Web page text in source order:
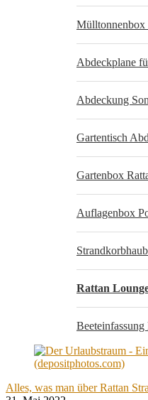
Mülltonnenbox
Abdeckplane
Abdeckung
Gartentisch
Gartenbox
Auflagenbox
Rattan
Beeteinfassung
Alles, was man über Rattan